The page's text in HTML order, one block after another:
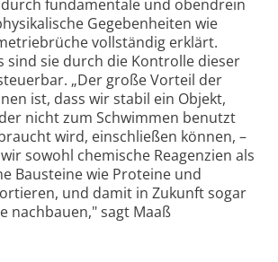
fundamentale und obendrein
Gegebenheiten wie
vollständig erklärt.
sind sie durch die Kontrolle dieser
„Der große Vorteil der
ist, dass wir stabil ein Objekt,
nicht zum Schwimmen benutzt
wird, einschließen können, –
sowohl chemische Reagenzien als
Bausteine wie Proteine und
und damit in Zukunft sogar
nachbauen," sagt Maaß